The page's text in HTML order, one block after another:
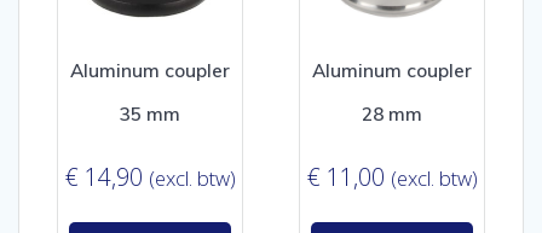
Aluminum coupler
35 mm
€ 14,90 (excl. btw)
Aluminum coupler
28 mm
€ 11,00 (excl. btw)